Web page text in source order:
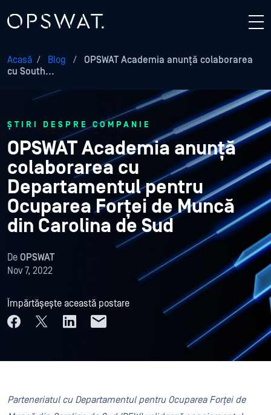
Acasă / Blog /
OPSWAT Academia anunță colaborarea
cu South...
ȘTIRI DESPRE COMPANIE
OPSWAT Academia anunță
colaborarea cu
Departamentul pentru
Ocuparea Forței de Muncă
din Carolina de Sud
De OPSWAT
Nov 7, 2022
Împărtășește această postare
Parteneriatulcu Departamentul pentru Ocuparea Forței de